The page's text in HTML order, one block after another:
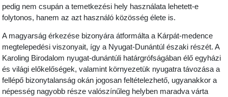
pedig nem csupán a temetkezési hely használata lehetett-e
folytonos, hanem az azt használó közösség élete is.
A magyarság érkezése bizonyára átformálta a Kárpát-medence
megtelepedési viszonyait, így a Nyugat-Dunántúl északi részét. A
Karoling Birodalom nyugat-dunántúli határgrófságában élő egyházi
és világi előkelőségek, valamint környezetük nyugatra távozása a
fellépő bizonytalanság okán jogosan feltételezhető, ugyanakkor a
népesség nagyobb része valószínűleg helyben maradva várta